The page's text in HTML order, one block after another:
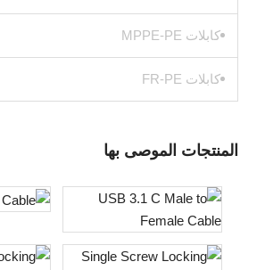
كابلات MPPE-PE
كابلات FR-PE
المنتجات الموصى بها